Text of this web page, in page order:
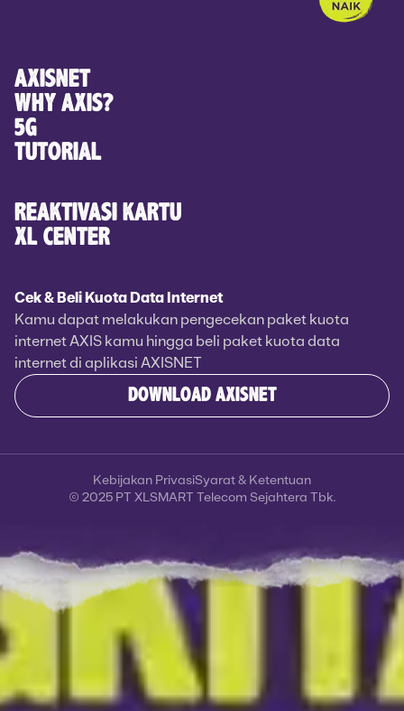
AXISNET
WHY AXIS?
5G
TUTORIAL
REAKTIVASI KARTU
XL CENTER
Cek & Beli Kuota Data Internet
Kamu dapat melakukan pengecekan paket kuota
internet AXIS kamu hingga beli paket kuota data
internet di aplikasi AXISNET
DOWNLOAD AXISNET
© 2025 PT XLSMART Telecom Sejahtera Tbk.
Kebijakan PrivasiSyarat & Ketentuan